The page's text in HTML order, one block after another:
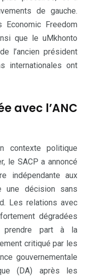
de gauche.
Freedom
que le uMkhonto
l’ancien président
internationales ont
avec l’ANC
contexte politique
le SACP a annoncé
indépendante aux
une décision sans
Les relations avec
dégradées
prendre part à la
critiqué par les
gouvernementale
(DA) après les